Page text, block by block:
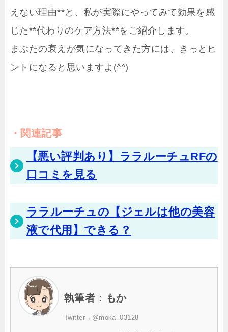
えない理由**と、私が実際にやってみて効果を感
じた**代わりのケア方法**をご紹介します。
まぶたの衰えが気になってきた方には、きっとヒ
ントになると思いますよ(^^)
関連記事
【悪い評判あり】ララルーチュRFの
口コミを見る
ララルーチュの【ジェルは他の美容
液で代用】できる？
執筆者：もか
Twitter→ @moka_03128